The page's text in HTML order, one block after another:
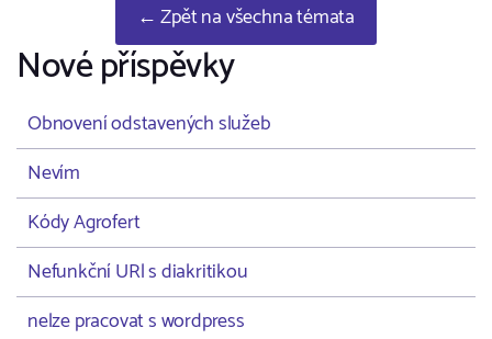
← Zpět na všechna témata
Nové příspěvky
Obnovení odstavených služeb
Nevím
Kódy Agrofert
Nefunkční URl s diakritikou
nelze pracovat s wordpress